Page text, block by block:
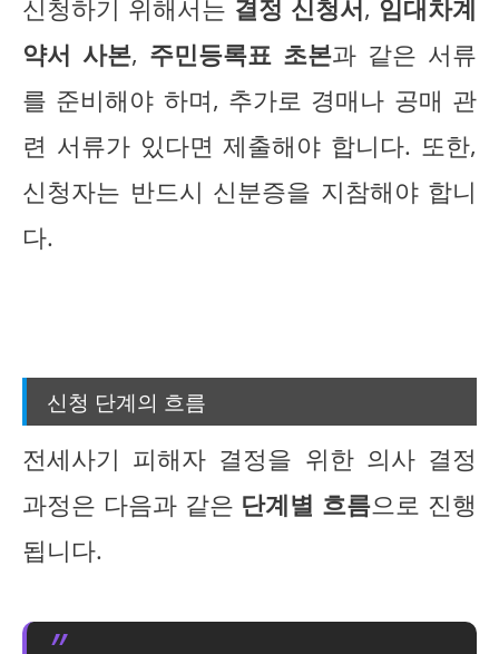
신청하기 위해서는 결정 신청서, 임대차계
약서 사본, 주민등록표 초본과 같은 서류
를 준비해야 하며, 추가로 경매나 공매 관
련 서류가 있다면 제출해야 합니다. 또한,
신청자는 반드시 신분증을 지참해야 합니
다.
신청 단계의 흐름
전세사기 피해자 결정을 위한 의사 결정
과정은 다음과 같은 단계별 흐름으로 진행
됩니다.